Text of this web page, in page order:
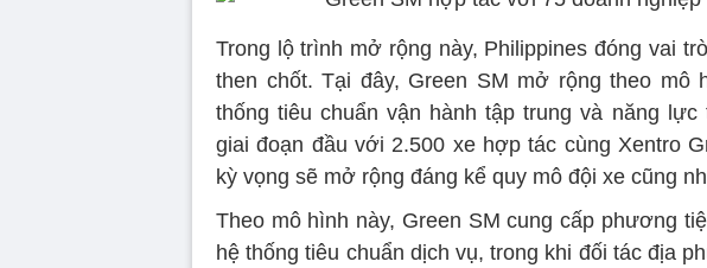
Trong lộ trình mở rộng này, Philippines đóng vai
then chốt. Tại đây, Green SM mở rộng theo
thống tiêu chuẩn vận hành tập trung và năng
giai đoạn đầu với 2.500 xe hợp tác cùng Xentro
kỳ vọng sẽ mở rộng đáng kể quy mô đội xe cũng
Theo mô hình này, Green SM cung cấp phương
hệ thống tiêu chuẩn dịch vụ, trong khi đối tác địa